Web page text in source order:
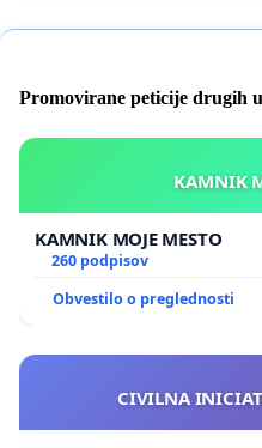
Promovirane peticije drugih
KAMNIK MOJE MESTO
260 podpisov
Obvestilo o preglednosti
CIVILNA